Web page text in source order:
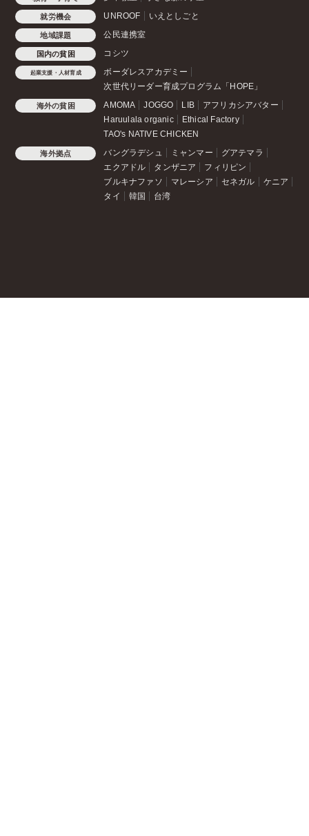
就労機会 UNROOF いえとしごと
地域課題 公民連携室
国内の貧困 コシツ
起業支援・人材育成
ボーダレスアカデミー
次世代リーダー育成プログラム「HOPE」
海外の貧困 AMOMA JOGGO LIB
アフリカシアバター
Haruulala organic
Ethical Factory
TAO's NATIVE CHICKEN
海外拠点 バングラデシュ ミャンマー
グアテマラ
エクアドル
タンザニア
フィリピン
ブルキナファソ
マレーシア セネガル
ケニア
タイ
韓国 台湾